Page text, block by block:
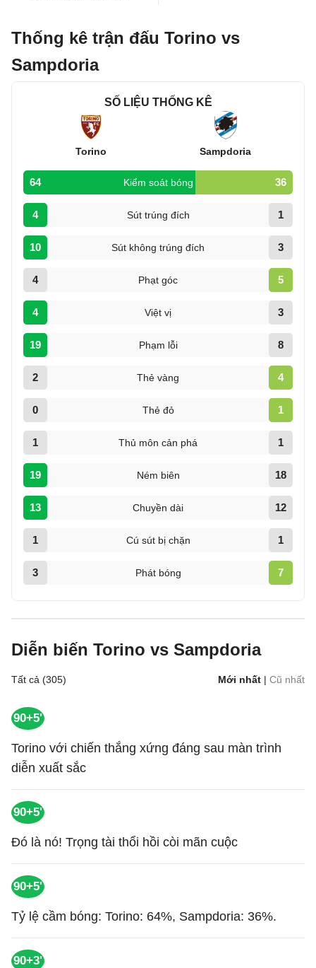
Thống kê trận đấu Torino vs
Sampdoria
SỐ LIỆU THỐNG KÊ
Torino Sampdoria
64 Kiểm soát bóng 36
4 Sút trúng đích 1
10 Sút không trúng đích 3
4 Phạt góc 5
4 Việt vị 3
19 Phạm lỗi 8
2 Thẻ vàng 4
0 Thẻ đỏ 1
1 Thủ môn cản phá 1
19 Ném biên 18
13 Chuyền dài 12
1 Cú sút bị chặn 1
3 Phát bóng 7
Diễn biến Torino vs Sampdoria
Tất cả (305) Mới nhất | Cũ nhất
90+5'
Torino với chiến thắng xứng đáng sau màn trình
diễn xuất sắc
90+5'
Đó là nó! Trọng tài thổi hồi còi mãn cuộc
90+5'
Tỷ lệ cầm bóng: Torino: 64%, Sampdoria: 36%.
90+3'